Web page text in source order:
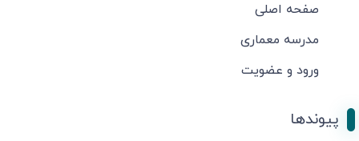
صفحه اصلی
مدرسه معماری
ورود و عضویت
پیوندها